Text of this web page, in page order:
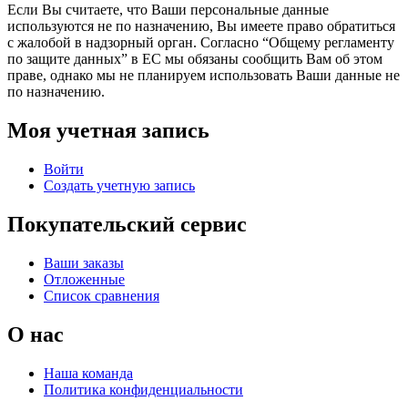
Если Вы считаете, что Ваши персональные данные
используются не по назначению, Вы имеете право обратиться
с жалобой в надзорный орган. Согласно “Общему регламенту
по защите данных” в ЕС мы обязаны сообщить Вам об этом
праве, однако мы не планируем использовать Ваши данные не
по назначению.
Моя учетная запись
Войти
Создать учетную запись
Покупательский сервис
Ваши заказы
Отложенные
Список сравнения
О нас
Наша команда
Политика конфиденциальности